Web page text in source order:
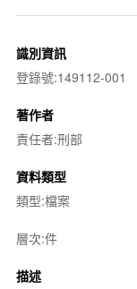
識別資訊
登錄號:149112-001
著作者
責任者:刑部
資料類型
類型:檔案
層次:件
描述